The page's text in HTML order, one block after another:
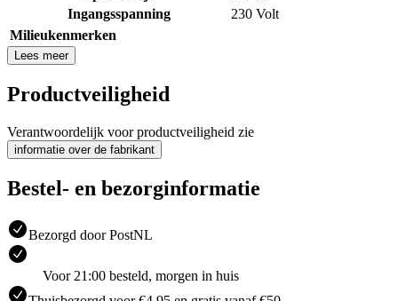
Ingangsspanning
230 Volt
Milieukenmerken
Lees meer
Productveiligheid
Verantwoordelijk voor productveiligheid zie
informatie over de fabrikant
Bestel- en bezorginformatie
Bezorgd door PostNL
Voor 21:00 besteld, morgen in huis